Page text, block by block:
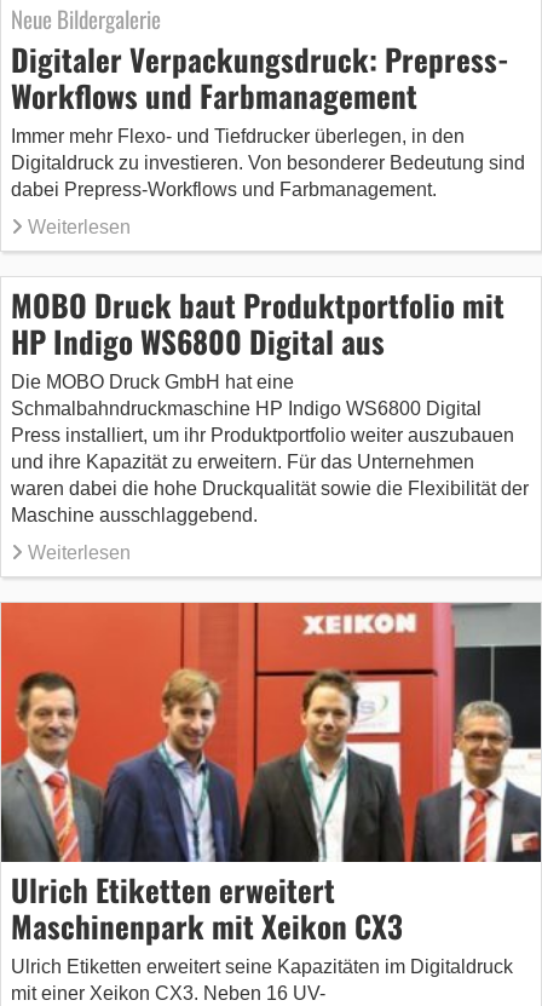
Neue Bildergalerie
Digitaler Verpackungsdruck: Prepress-
Workflows und Farbmanagement
Immer mehr Flexo- und Tiefdrucker überlegen, in den
Digitaldruck zu investieren. Von besonderer Bedeutung sind
dabei Prepress-Workflows und Farbmanagement.
Weiterlesen
MOBO Druck baut Produktportfolio mit
HP Indigo WS6800 Digital aus
Die MOBO Druck GmbH hat eine
Schmalbahndruckmaschine HP Indigo WS6800 Digital
Press installiert, um ihr Produktportfolio weiter auszubauen
und ihre Kapazität zu erweitern. Für das Unternehmen
waren dabei die hohe Druckqualität sowie die Flexibilität der
Maschine ausschlaggebend.
Weiterlesen
Ulrich Etiketten erweitert
Maschinenpark mit Xeikon CX3
Ulrich Etiketten erweitert seine Kapazitäten im Digitaldruck
mit einer Xeikon CX3. Neben 16 UV-